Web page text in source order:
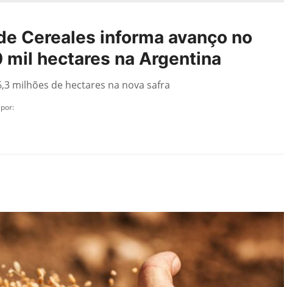
Cereales informa avanço no
hectares na Argentina
milhões de hectares na nova safra